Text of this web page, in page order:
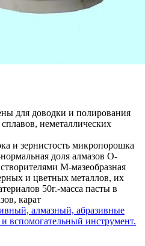
для доводки и полирования
неметаллических
и зернистость микропорошка
доля алмазов О-
М-мазеобразная
и цветных металлов, их
50г.-масса пасты в
карат
алмазный, абразивные
вспомогательный инструмент.